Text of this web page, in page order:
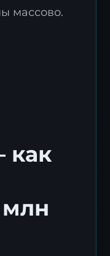
массово.
как
млн